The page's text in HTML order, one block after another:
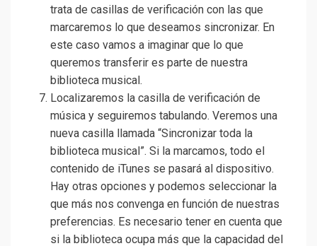
trata de casillas de verificación con las que
marcaremos lo que deseamos sincronizar. En
este caso vamos a imaginar que lo que
queremos transferir es parte de nuestra
biblioteca musical.
Localizaremos la casilla de verificación de
música y seguiremos tabulando. Veremos una
nueva casilla llamada “Sincronizar toda la
biblioteca musical”. Si la marcamos, todo el
contenido de iTunes se pasará al dispositivo.
Hay otras opciones y podemos seleccionar la
que más nos convenga en función de nuestras
preferencias. Es necesario tener en cuenta que
si la biblioteca ocupa más que la capacidad del